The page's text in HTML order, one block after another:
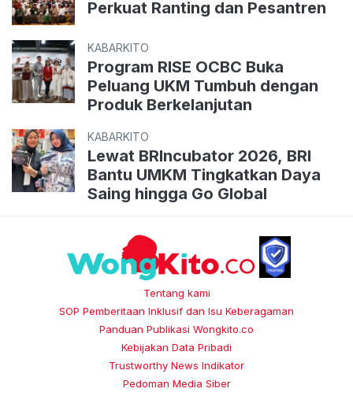
Perkuat Ranting dan Pesantren
KABARKITO
Program RISE OCBC Buka
Peluang UKM Tumbuh dengan
Produk Berkelanjutan
KABARKITO
Lewat BRIncubator 2026, BRI
Bantu UMKM Tingkatkan Daya
Saing hingga Go Global
Tentang kami
SOP Pemberitaan Inklusif dan Isu Keberagaman
Panduan Publikasi Wongkito.co
Kebijakan Data Pribadi
Trustworthy News Indikator
Pedoman Media Siber